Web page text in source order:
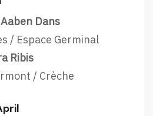
Dans
/ Espace Germinal
Ribis
/ Crèche